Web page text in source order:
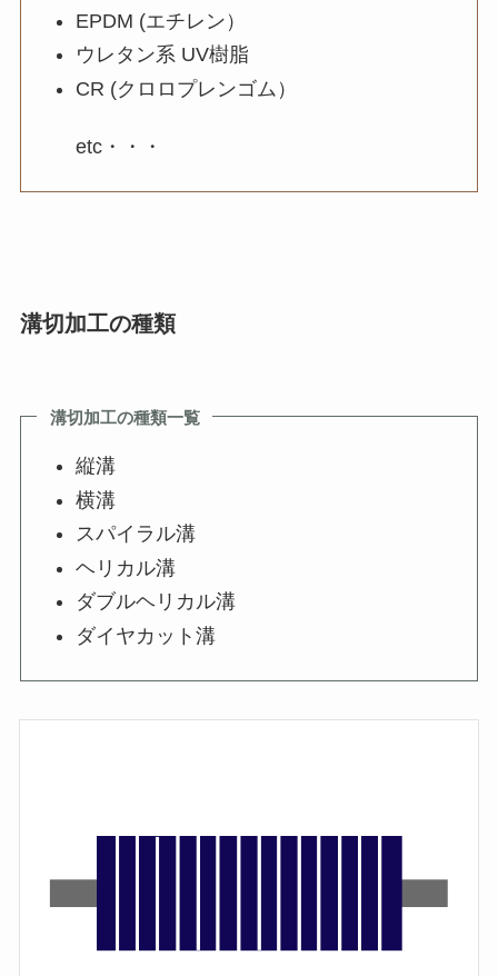
EPDM (エチレン）
ウレタン系 UV樹脂
CR (クロロプレンゴム）
etc・・・
溝切加工の種類
溝切加工の種類一覧
縦溝
横溝
スパイラル溝
ヘリカル溝
ダブルヘリカル溝
ダイヤカット溝